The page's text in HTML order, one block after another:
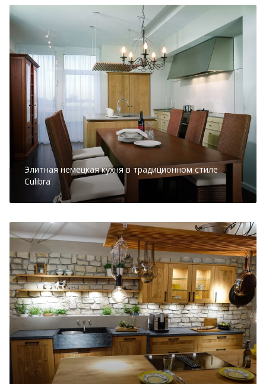
Элитная немецкая кухня в традиционном стиле
Culibra